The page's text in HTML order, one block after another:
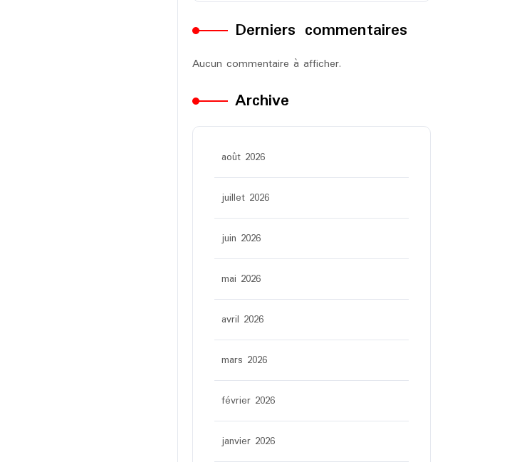
Derniers commentaires
Aucun commentaire à afficher.
Archive
août 2026
juillet 2026
juin 2026
mai 2026
avril 2026
mars 2026
février 2026
janvier 2026